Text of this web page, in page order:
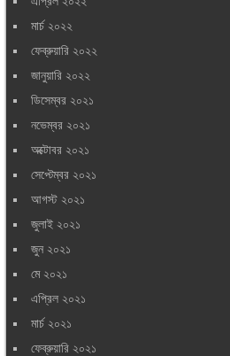
মার্চ ২০২২
ফেব্রুয়ারি ২০২২
জানুয়ারি ২০২২
ডিসেম্বর ২০২১
নভেম্বর ২০২১
অক্টোবর ২০২১
সেপ্টেম্বর ২০২১
আগস্ট ২০২১
জুলাই ২০২১
জুন ২০২১
মে ২০২১
এপ্রিল ২০২১
মার্চ ২০২১
ফেব্রুয়ারি ২০২১